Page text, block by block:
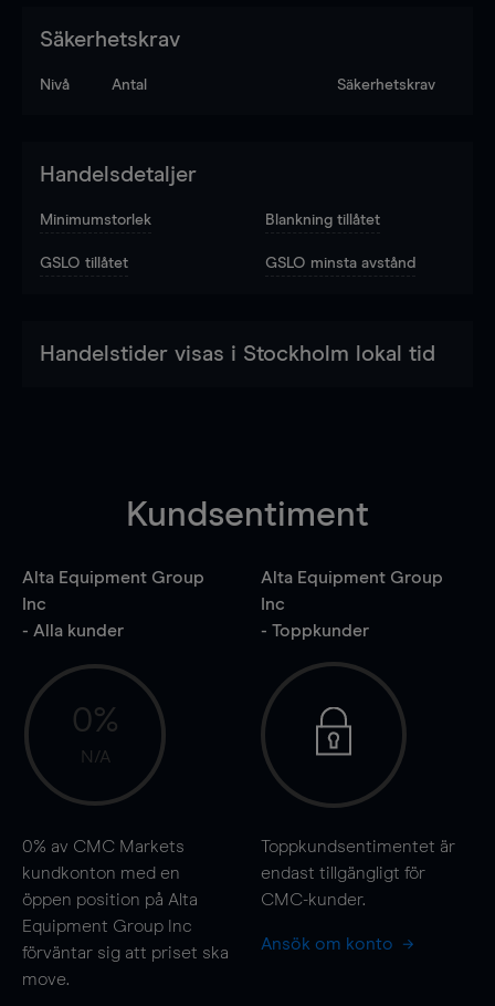
Säkerhetskrav
Nivå Antal Säkerhetskrav
Handelsdetaljer
Minimumstorlek Blankning tillåtet
GSLO tillåtet GSLO minsta avstånd
Handelstider visas i Stockholm lokal tid
Kundsentiment
Alta Equipment Group
Inc
- Alla kunder
0%
N/A
0% av CMC Markets
kundkonton med en
öppen position på Alta
Equipment Group Inc
förväntar sig att priset ska
move.
Alta Equipment Group
Inc
- Toppkunder
Toppkundsentimentet är
endast tillgängligt för
CMC-kunder.
Ansök om konto